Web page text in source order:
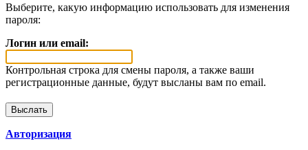
Выберите, какую информацию использовать для изменения
пароля:
Логин или email:
Контрольная строка для смены пароля, а также ваши
регистрационные данные, будут высланы вам по email.
Авторизация